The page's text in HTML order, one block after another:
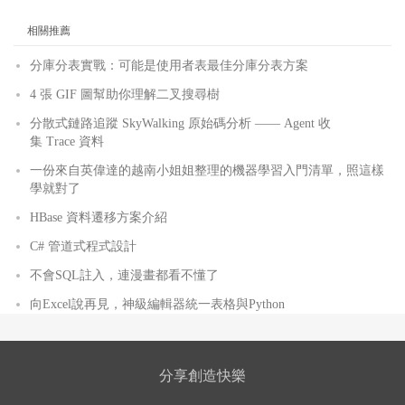
相關推薦
分庫分表實戰：可能是使用者表最佳分庫分表方案
4 張 GIF 圖幫助你理解二叉搜尋樹
分散式鏈路追蹤 SkyWalking 原始碼分析 —— Agent 收
集 Trace 資料
一份來自英偉達的越南小姐姐整理的機器學習入門清單，照這樣
學就對了
HBase 資料遷移方案介紹
C# 管道式程式設計
不會SQL註入，連漫畫都看不懂了
向Excel說再見，神級編輯器統一表格與Python
分享創造快樂